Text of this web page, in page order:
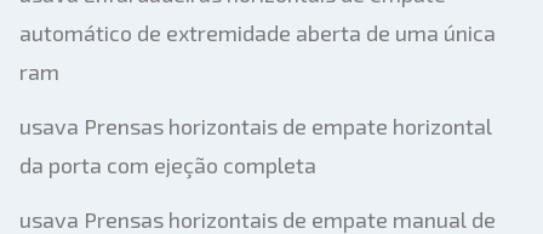
automático de extremidade aberta de uma única
ram
usava Prensas horizontais de empate horizontal
da porta com ejeção completa
usava Prensas horizontais de empate manual de